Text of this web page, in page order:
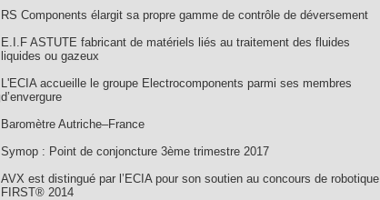
RS Components élargit sa propre gamme de contrôle de déversement
E.I.F ASTUTE fabricant de matériels liés au traitement des fluides
liquides ou gazeux
L'ECIA accueille le groupe Electrocomponents parmi ses membres
d’envergure
Baromètre Autriche–France
Symop : Point de conjoncture 3ème trimestre 2017
AVX est distingué par l’ECIA pour son soutien au concours de robotique
FIRST® 2014